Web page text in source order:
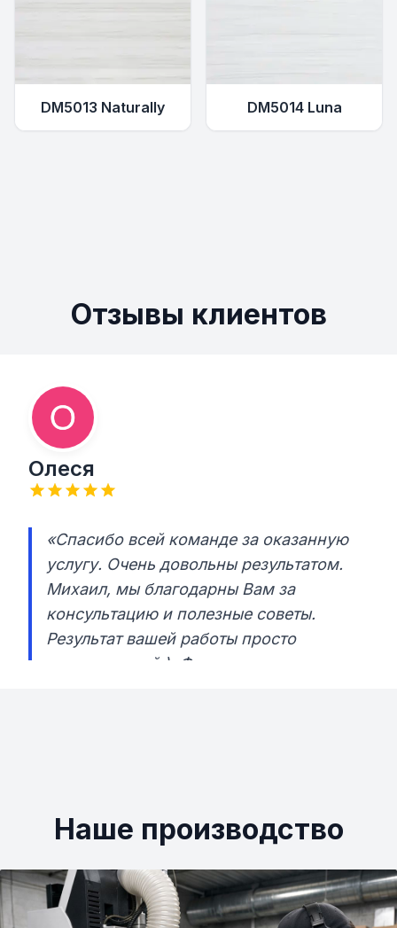
DM5013 Naturally DM5014 Luna
Отзывы клиентов
Олеся
«Спасибо всей команде за оказанную
услугу. Очень довольны результатом.
Михаил, мы благодарны Вам за
консультацию и полезные советы.
Результат вашей работы просто
великолепный ). Фото пришлю когда
Наше производство